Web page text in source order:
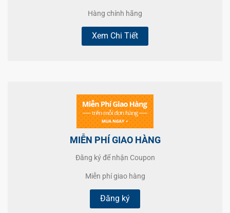
Hàng chính hãng
Xem Chi Tiết
MIỄN PHÍ GIAO HÀNG
Đăng ký để nhận Coupon
Miễn phí giao hàng
Đăng ký